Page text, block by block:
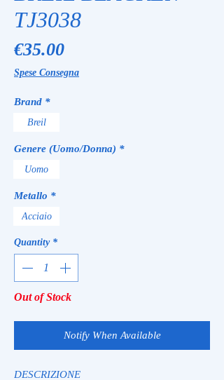
TJ3038
€35.00Price
Spese Consegna
Brand *
Breil
Genere (Uomo/Donna) *
Uomo
Metallo *
Acciaio
Quantity *
Out of Stock
Notify When Available
DESCRIZIONE